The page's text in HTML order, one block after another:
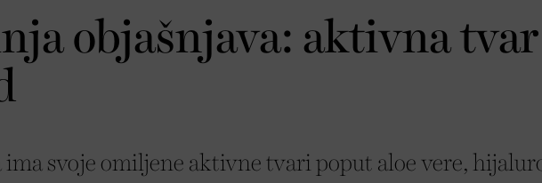
objašnjava: aktivna tvar
svoje omiljene aktivne tvari poput aloe vere,